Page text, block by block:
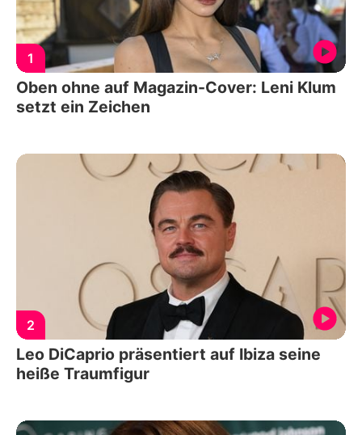
1
Oben ohne auf Magazin-Cover: Leni Klum
setzt ein Zeichen
2
Leo DiCaprio präsentiert auf Ibiza seine
heiße Traumfigur